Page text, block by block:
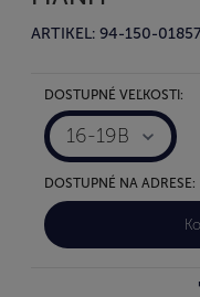
ARTIKEL: 94-150-
DOSTUPNÉ VEĽKOSTI:
16-19B
DOSTUPNÉ NA ADRESE: